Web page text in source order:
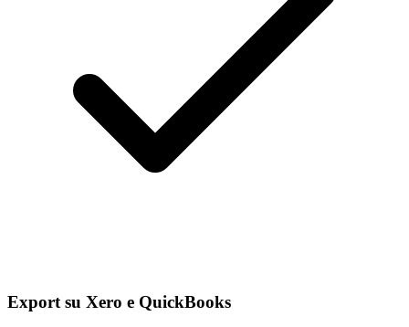
Export su Xero e QuickBooks